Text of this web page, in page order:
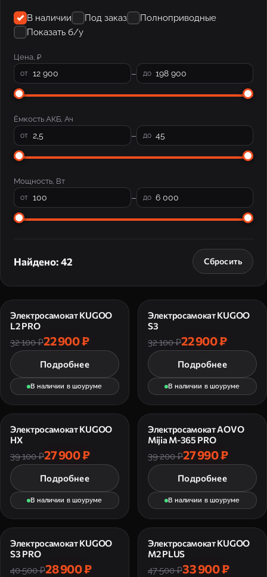
В наличии Под заказ
Полноприводные
Показать б/у
Цена, ₽
от – до
Ёмкость АКБ, Ач
от – до
Мощность, Вт
от – до
Найдено: 42 Сбросить
Электросамокат KUGOO
L2 PRO
32 100 ₽22 900 ₽
Подробнее
В наличии в шоуруме
Электросамокат KUGOO
S3
32 100 ₽22 900 ₽
Подробнее
В наличии в шоуруме
Электросамокат KUGOO
HX
39 100 ₽27 900 ₽
Подробнее
В наличии в шоуруме
Электросамокат AOVO
Mijia M-365 PRO
39 200 ₽27 990 ₽
Подробнее
В наличии в шоуруме
Электросамокат KUGOO
S3 PRO
40 500 ₽28 900 ₽
Электросамокат KUGOO
M2 PLUS
47 500 ₽33 900 ₽